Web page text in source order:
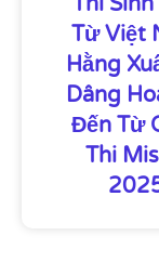
Từ Việt
Hằng
Dâng
Đến Từ
Thi